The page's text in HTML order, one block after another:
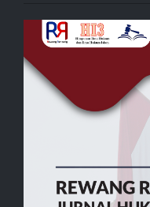
Bilah
Samping
Artikel